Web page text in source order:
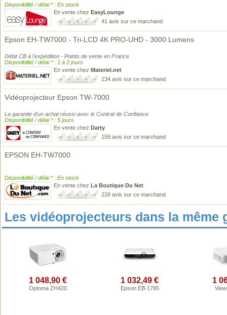
Disponibilité / délai * : En stock
En vente chez EasyLounge
41 avis sur ce marchand
Epson EH-TW7000 - Tri-LCD 4K PRO-UHD - 3000 Lumens
Débit CB à l'expédition - Points de vente en France
Disponibilité / délai * : 1 à 2 jours
En vente chez Materiel.net
134 avis sur ce marchand
Vidéoprojecteur Epson TW-7000
La garantie d'un achat réussi avec le Contrat de Confiance
Disponibilité / délai * : 5 jours
En vente chez Darty
159 avis sur ce marchand
EPSON EH-TW7000
Disponibilité / délai * : En stock
En vente chez La Boutique Du Net
226 avis sur ce marchand
Les vidéoprojecteurs dans la même
1 048,90 €
Optoma ZH420
1 032,49 €
Epson EB-1795
1